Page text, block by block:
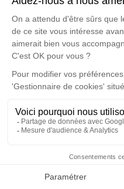
Faire-part
d'expression dédié à
LAURINI.
Un service de plantation
disponible ici.
Cérémonie
Eglise Saint
38460 Moras